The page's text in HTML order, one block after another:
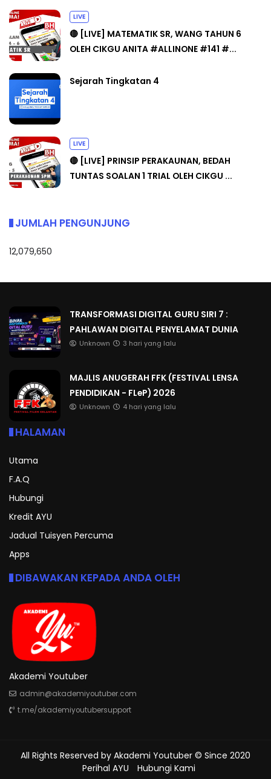
LIVE
🔴 [LIVE] MATEMATIK SR, WANG TAHUN 6
OLEH CIKGU ANITA #ALLINONE #141 #...
Sejarah Tingkatan 4
LIVE
🔴 [LIVE] PRINSIP PERAKAUNAN, BEDAH
TUNTAS SOALAN 1 TRIAL OLEH CIKGU ...
JUMLAH PENGUNJUNG
12,079,650
TRANSFORMASI DIGITAL GURU SIRI 7 :
PAHLAWAN DIGITAL PENYELAMAT DUNIA
Unknown 3 hari yang lalu
MAJLIS ANUGERAH FFK (FESTIVAL LENSA
PENDIDIKAN - FLeP) 2026
Unknown 4 hari yang lalu
HALAMAN
Utama
F.A.Q
Hubungi
Kredit AYU
Jadual Tuisyen Percuma
Apps
DIBAWAKAN KEPADA ANDA OLEH
Akademi Youtuber
admin@akademiyoutuber.com
t.me/akademiyoutubersupport
All Rights Reserved by Akademi Youtuber © Since 2020
Perihal AYU
Hubungi Kami